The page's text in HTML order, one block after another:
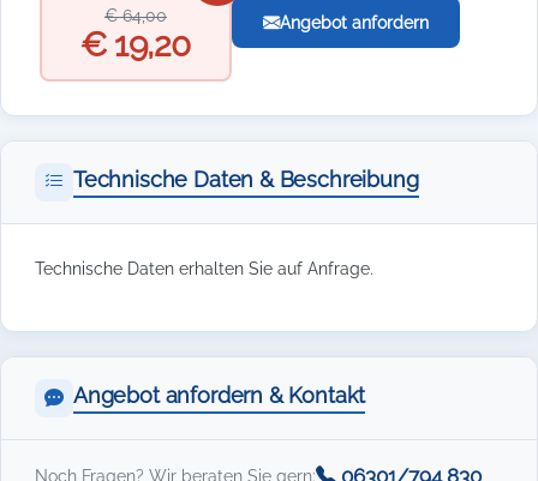
€ 64,00
€ 19,20
Angebot anfordern
Technische Daten & Beschreibung
Technische Daten erhalten Sie auf Anfrage.
Angebot anfordern & Kontakt
Noch Fragen? Wir beraten Sie gern: 06301/794 830